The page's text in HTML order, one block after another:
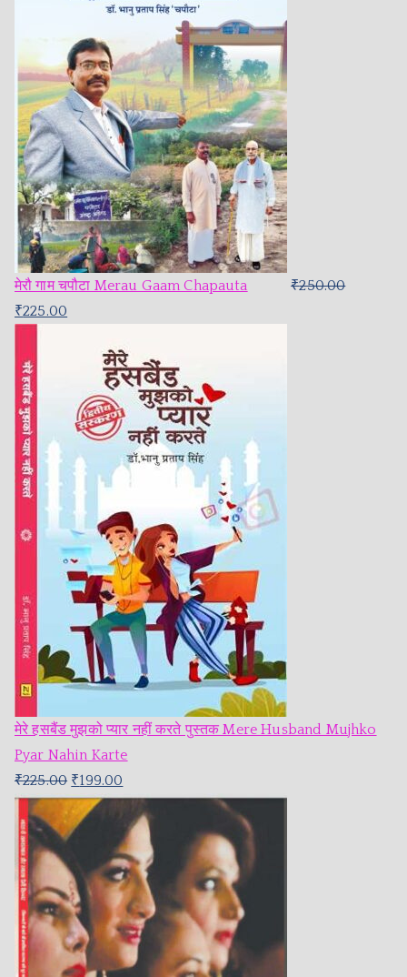
मेरौ गाम चपौटा Merau Gaam Chapauta ₹250.00
₹225.00
मेरे हसबैंड मुझको प्यार नहीं करते पुस्तक Mere Husband Mujhko
Pyar Nahin Karte
₹225.00 ₹199.00